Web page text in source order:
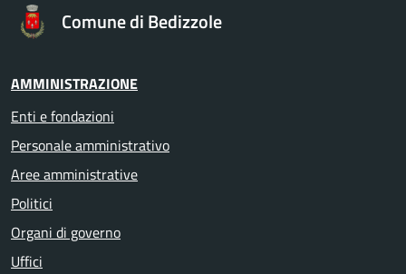
Comune di Bedizzole
AMMINISTRAZIONE
Enti e fondazioni
Personale amministrativo
Aree amministrative
Politici
Organi di governo
Uffici